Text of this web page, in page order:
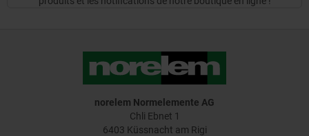
norelem Normelemente AG
Chli Ebnet 1
6403 Küssnacht am Rigi